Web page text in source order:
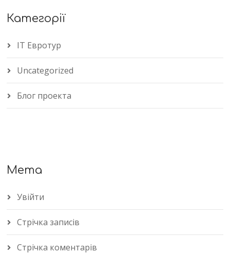
Категорії
IT Евротур
Uncategorized
Блог проекта
Мета
Увійти
Стрічка записів
Стрічка коментарів